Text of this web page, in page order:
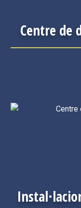
Centre de